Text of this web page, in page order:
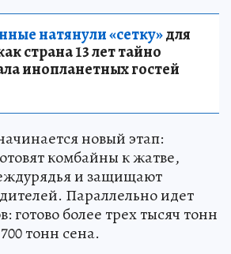
натянули «сетку»для
страна 13 лет тайно
инопланетных гостей
новый этап:
комбайны к жатве,
и защищают
Параллельно идет
готово более трех тысяч тонн
тонн сена.